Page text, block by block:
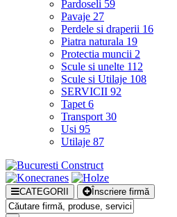
Pardoseli 59
Pavaje 27
Perdele si draperii 16
Piatra naturala 19
Protectia muncii 2
Scule si unelte 112
Scule si Utilaje 108
SERVICII 92
Tapet 6
Transport 30
Usi 95
Utilaje 87
CATEGORII Înscriere firmă